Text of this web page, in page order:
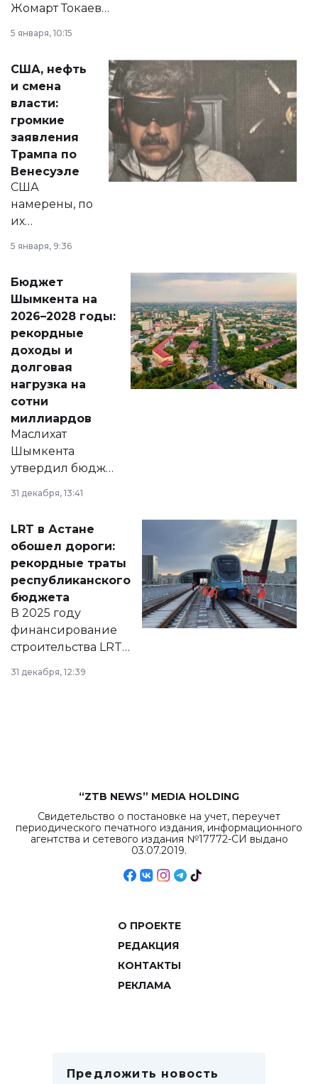
Жомарт Токаев
сразу несколько
актуальных тем —
от слухов о
политических
реформах до
вопросов армии,
экономики и
личного здоровья.
5 января, 10:15
США, нефть
и смена
власти:
громкие
заявления
Трампа по
Венесуэле
США
намерены, по
их
принести
народу
Венесуэлы.
5 января, 9:36
Бюджет
Шымкента на
2026–2028 годы:
рекордные
доходы и
долговая
нагрузка на
сотни
миллиардов
Маслихат
Шымкента
утвердил бюджет
города на 2026–
2028 годы.
документ
появился в базе
нормативных
правовых актов и
на сайте маслихат
города.
31 декабря, 13:41
LRT в Астане
обошел дороги:
рекордные траты
республиканского
бюджета
В 2025 году
финансирование
строительства LRT
в Астане из
республиканского
31 декабря, 12:39
“ZTB NEWS” MEDIA HOLDING
Свидетельство о постановке на учет, переучет
периодического печатного издания, информационного
агентства и сетевого издания №17772-СИ выдано
03.07.2019.
О ПРОЕКТЕ
РЕДАКЦИЯ
КОНТАКТЫ
РЕКЛАМА
Предложить новость